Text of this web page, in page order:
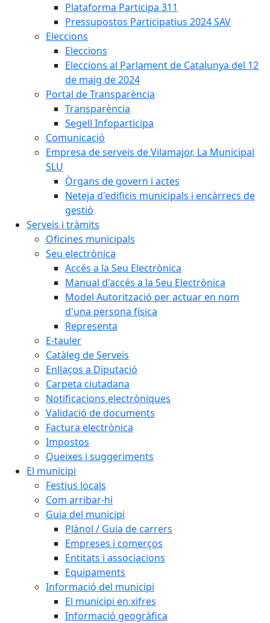
Plataforma Participa 311
Pressupostos Participatius 2024 SAV
Eleccions
Eleccions
Eleccions al Parlament de Catalunya del 12
de maig de 2024
Portal de Transparència
Transparència
Segell Infoparticipa
Comunicació
Empresa de serveis de Vilamajor, La Municipal
SLU
Òrgans de govern i actes
Neteja d'edificis municipals i encàrrecs de
gestió
Serveis i tràmits
Oficines municipals
Seu electrònica
Accés a la Seu Electrònica
Manual d'accés a la Seu Electrònica
Model Autorització per actuar en nom
d'una persona física
Representa
E-tauler
Catàleg de Serveis
Enllaços a Diputació
Carpeta ciutadana
Notificacions electròniques
Validació de documents
Factura electrònica
Impostos
Queixes i suggeriments
El municipi
Festius locals
Com arribar-hi
Guia del municipi
Plànol / Guia de carrers
Empreses i comerços
Entitats i associacions
Equipaments
Informació del municipi
El municipi en xifres
Informació geogràfica